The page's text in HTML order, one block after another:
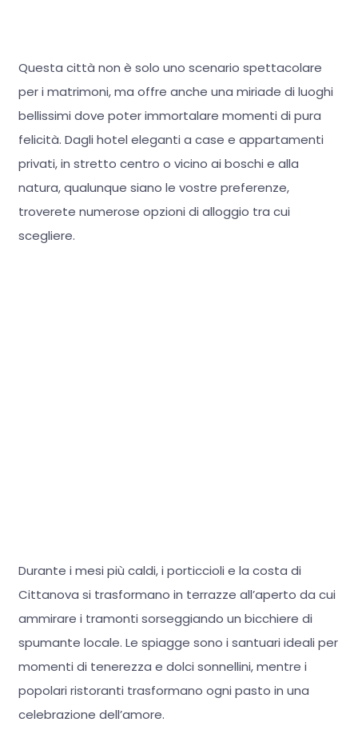
Questa città non è solo uno scenario spettacolare
per i matrimoni, ma offre anche una miriade di luoghi
bellissimi dove poter immortalare momenti di pura
felicità. Dagli hotel eleganti a case e appartamenti
privati, in stretto centro o vicino ai boschi e alla
natura, qualunque siano le vostre preferenze,
troverete numerose opzioni di alloggio tra cui
scegliere.
Durante i mesi più caldi, i porticcioli e la costa di
Cittanova si trasformano in terrazze all’aperto da cui
ammirare i tramonti sorseggiando un bicchiere di
spumante locale. Le spiagge sono i santuari ideali per
momenti di tenerezza e dolci sonnellini, mentre i
popolari ristoranti trasformano ogni pasto in una
celebrazione dell’amore.